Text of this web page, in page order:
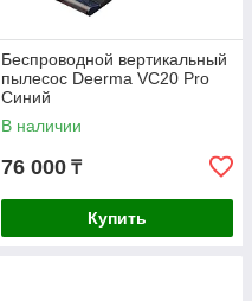
Беспроводной вертикальный
пылесос Deerma VC20 Pro
Синий
В наличии
76 000 ₸
Купить